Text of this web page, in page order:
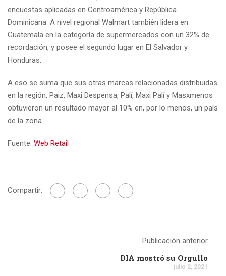
encuestas aplicadas en Centroamérica y República
Dominicana. A nivel regional Walmart también lidera en
Guatemala en la categoría de supermercados con un 32% de
recordación, y posee el segundo lugar en El Salvador y
Honduras.
A eso se suma que sus otras marcas relacionadas distribuidas
en la región, Paiz, Maxi Despensa, Palí, Maxi Palí y Masxmenos
obtuvieron un resultado mayor al 10% en, por lo menos, un país
de la zona.
Fuente: Web Retail
Compartir:
Publicación anterior
DIA mostró su Orgullo
julio 2, 2021